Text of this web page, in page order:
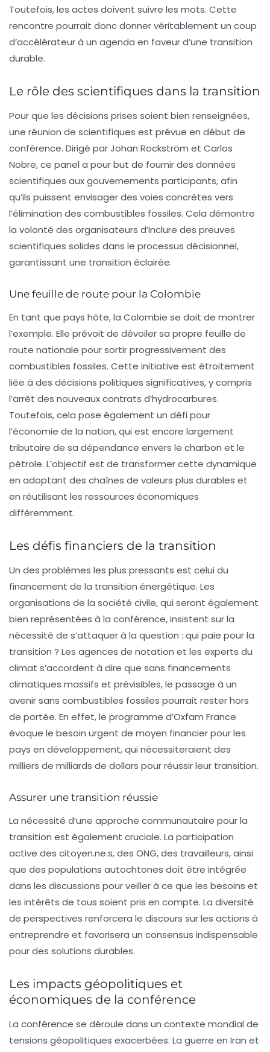
Toutefois, les actes doivent suivre les mots. Cette
rencontre pourrait donc donner véritablement un coup
d’accélérateur à un agenda en faveur d’une transition
durable.
Le rôle des scientifiques dans la transition
Pour que les décisions prises soient bien renseignées,
une réunion de scientifiques est prévue en début de
conférence. Dirigé parJohan Rockström et Carlos
Nobre, ce panel a pour but de fournir des données
scientifiques aux gouvernements participants, afin
qu’ils puissent envisager des voies concrètes vers
l’élimination des combustibles fossiles. Cela démontre
la volonté des organisateurs d’inclure des preuves
scientifiques solides dans le processus décisionnel,
garantissant une transition éclairée.
Une feuille de route pour la Colombie
En tant que pays hôte, la Colombie se doit de montrer
l’exemple. Elle prévoit de dévoiler sa propre feuille de
route nationale pour sortir progressivement des
combustibles fossiles. Cette initiative est étroitement
liée à des décisions politiques significatives, y compris
l’arrêt des nouveaux contrats d’hydrocarbures.
Toutefois, cela pose également un défi pour
l’économie de la nation, qui est encore largement
tributaire de sa dépendance envers le charbon et le
pétrole. L’objectif est de transformer cette dynamique
en adoptant des chaînes de valeurs plus durables et
en réutilisant les ressources économiques
différemment.
Les défis financiers de la transition
Un des problèmes les plus pressants est celui du
financement de la transition énergétique. Les
organisations de la société civile, qui seront également
bien représentées à la conférence, insistent sur la
nécessité de s’attaquer à la question : qui paie pour la
transition ? Les agences de notation et les experts du
climat s’accordent à dire que sans financements
climatiques massifs et prévisibles, le passage à un
avenir sans combustibles fossiles pourrait rester hors
de portée. En effet, le programme d’Oxfam France
évoque le besoin urgent de moyen financier pour les
pays en développement, qui nécessiteraient des
milliers de milliards de dollars pour réussir leur transition.
Assurer une transition réussie
La nécessité d’une approche communautaire pour la
transition est également cruciale. La participation
active des citoyen.ne.s, des ONG, des travailleurs, ainsi
que des populations autochtones doit être intégrée
dans les discussions pour veiller à ce que les besoins et
les intérêts de tous soient pris en compte. La diversité
de perspectives renforcera le discours sur les actions à
entreprendre et favorisera un consensus indispensable
pour des solutions durables.
Les impacts géopolitiques et
économiques de la conférence
La conférence se déroule dans un contexte mondial de
tensions géopolitiques exacerbées. La guerre en Iran et